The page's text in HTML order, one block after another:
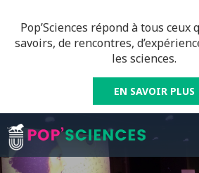
Pop’Sciences répond à tous ceux
savoirs, de rencontres,
les sciences.
EN SAVOIR PLUS